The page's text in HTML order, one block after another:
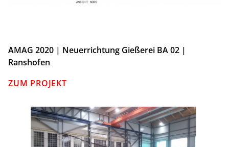
AMAG 2020 | Neuerrichtung Gießerei BA 02 |
Ranshofen
ZUM PROJEKT